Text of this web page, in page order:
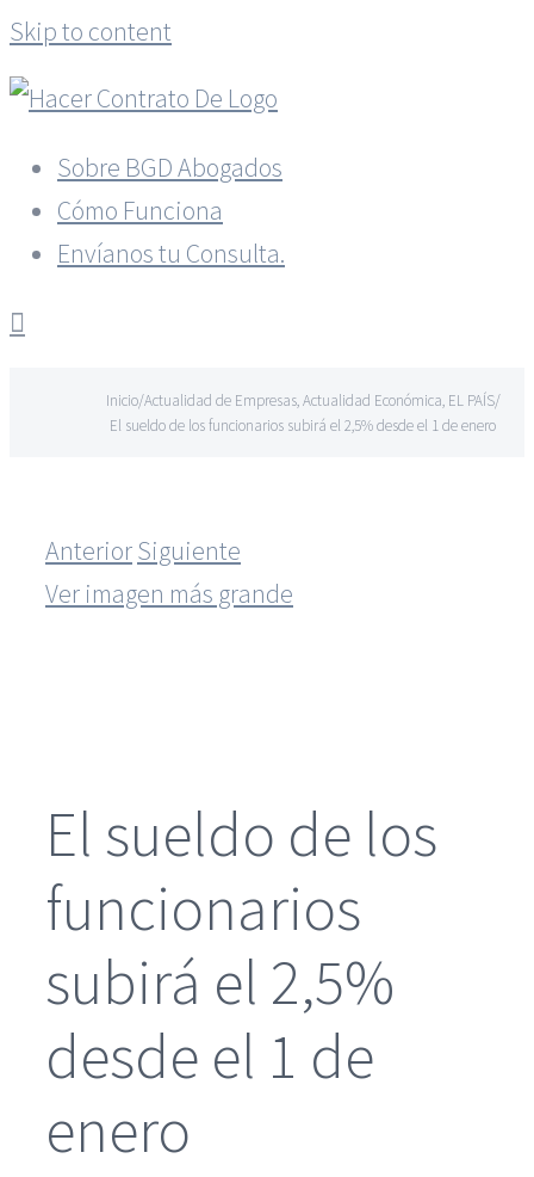
Skip to content
Sobre BGD Abogados
Cómo Funciona
Envíanos tu Consulta.
Inicio/Actualidad de Empresas,Actualidad Económica, EL PAÍS/
El sueldo de los funcionarios subirá el 2,5% desde el 1 de enero
AnteriorSiguiente
Ver imagen más grande
El sueldo de los
funcionarios
subirá el 2,5%
desde el 1 de
enero